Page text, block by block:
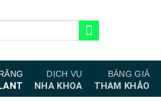
DỊCH VỤ
NHA KHOA
BẢNG GIÁ
THAM KHẢO